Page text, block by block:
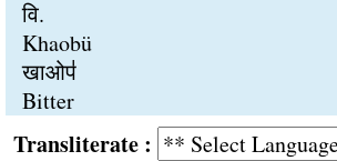
वि.
Khaobü
खाओप॑
Bitter
: